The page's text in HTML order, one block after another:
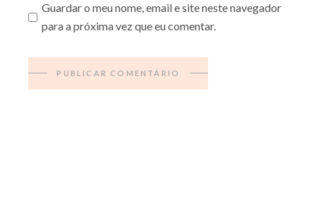
Guardar o meu nome, email e site neste navegador
para a próxima vez que eu comentar.
PUBLICAR COMENTÁRIO